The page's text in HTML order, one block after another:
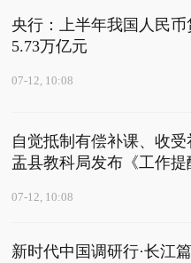
央行：上半年我国人民币
5.73万亿元
07-12, 10:08
自觉抵制有偿补课、收受
盂县教科局发布《工作提
07-12, 10:08
新时代中国调研行·长江